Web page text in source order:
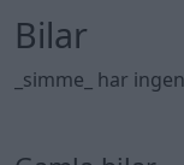
Bilar
_simme_ har